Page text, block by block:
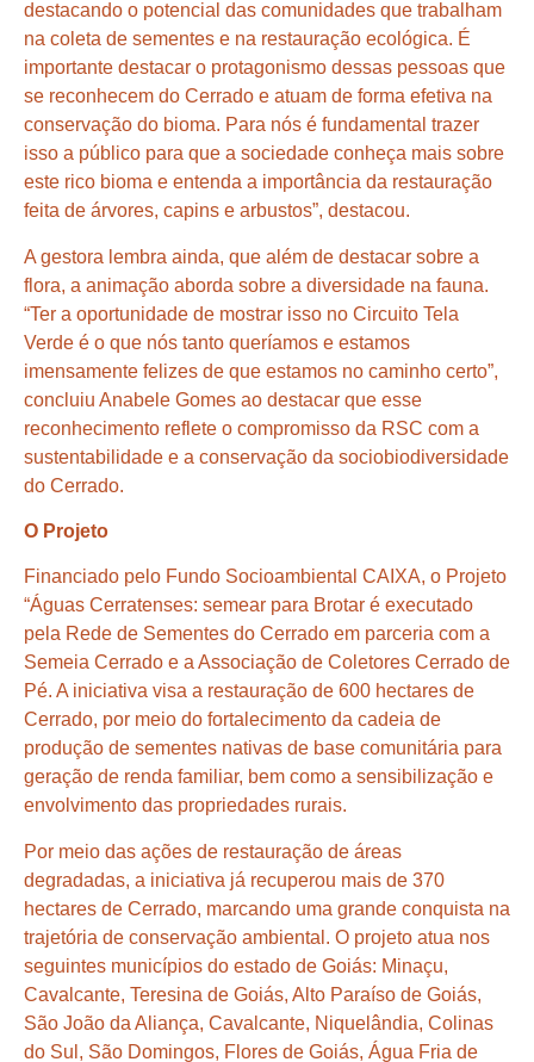
destacando o potencial das comunidades que trabalham
na coleta de sementes e na restauração ecológica. É
importante destacar o protagonismo dessas pessoas que
se reconhecem do Cerrado e atuam de forma efetiva na
conservação do bioma. Para nós é fundamental trazer
isso a público para que a sociedade conheça mais sobre
este rico bioma e entenda a importância da restauração
feita de árvores, capins e arbustos”, destacou.
A gestora lembra ainda, que além de destacar sobre a
flora, a animação aborda sobre a diversidade na fauna.
“Ter a oportunidade de mostrar isso no Circuito Tela
Verde é o que nós tanto queríamos e estamos
imensamente felizes de que estamos no caminho certo”,
concluiu Anabele Gomes ao destacar que esse
reconhecimento reflete o compromisso da RSC com a
sustentabilidade e a conservação da sociobiodiversidade
do Cerrado.
O Projeto
Financiado pelo Fundo Socioambiental CAIXA, o Projeto
“Águas Cerratenses: semear para Brotar é executado
pela Rede de Sementes do Cerrado em parceria com a
Semeia Cerrado e a Associação de Coletores Cerrado de
Pé. A iniciativa visa a restauração de 600 hectares de
Cerrado, por meio do fortalecimento da cadeia de
produção de sementes nativas de base comunitária para
geração de renda familiar, bem como a sensibilização e
envolvimento das propriedades rurais.
Por meio das ações de restauração de áreas
degradadas, a iniciativa já recuperou mais de 370
hectares de Cerrado, marcando uma grande conquista na
trajetória de conservação ambiental. O projeto atua nos
seguintes municípios do estado de Goiás: Minaçu,
Cavalcante, Teresina de Goiás, Alto Paraíso de Goiás,
São João da Aliança, Cavalcante, Niquelândia, Colinas
do Sul, São Domingos, Flores de Goiás, Água Fria de